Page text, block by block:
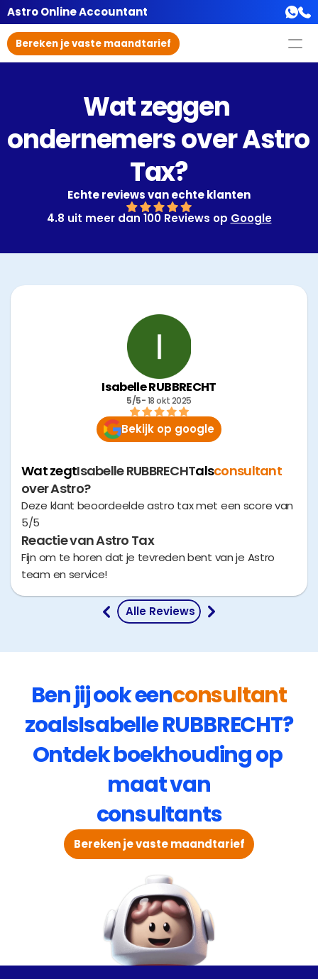
Astro Online Accountant
Bereken je vaste maandtarief
Wat zeggen
ondernemers over Astro
Tax?
Echte reviews van echte klanten
4.8 uit meer dan 100 Reviews op Google
Isabelle RUBBRECHT
5/5- 18 okt 2025
Bekijk op google
Wat zegtIsabelle RUBBRECHTalsconsultant
over Astro?
Deze klant beoordeelde astro tax met een score van
5/5
Reactie van Astro Tax
Fijn om te horen dat je tevreden bent van je Astro
team en service!
Alle Reviews
Ben jij ook eenconsultant
zoalsIsabelle RUBBRECHT?
Ontdek boekhouding op
maat van
consultants
Bereken je vaste maandtarief